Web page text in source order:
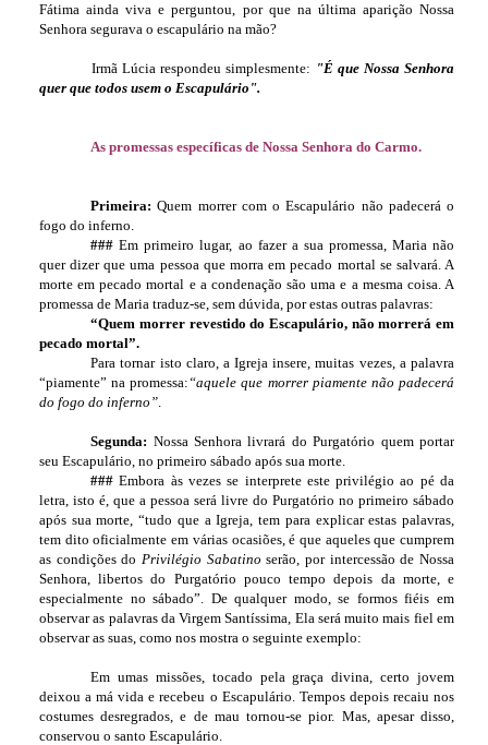
Fátima ainda viva e perguntou, por que na última aparição Nossa
Senhora segurava o escapulário na mão?
Irmã Lúcia respondeu simplesmente: "É que Nossa Senhora
quer que todos usem o Escapulário".
As promessas específicas de Nossa Senhora do Carmo.
Primeira: Quem morrer com o Escapulário não padecerá o
fogo do inferno.
### Em primeiro lugar, ao fazer a sua promessa, Maria não
quer dizer que uma pessoa que morra em pecado mortal se salvará. A
morte em pecado mortal e a condenação são uma e a mesma coisa. A
promessa de Maria traduz-se, sem dúvida, por estas outras palavras:
“Quem morrer revestido do Escapulário, não morrerá em
pecado mortal”.
Para tornar isto claro, a Igreja insere, muitas vezes, a palavra
“piamente” na promessa: “aquele que morrer piamente não padecerá
do fogo do inferno”.
Segunda: Nossa Senhora livrará do Purgatório quem portar
seu Escapulário, no primeiro sábado após sua morte.
### Embora às vezes se interprete este privilégio ao pé da
letra, isto é, que a pessoa será livre do Purgatório no primeiro sábado
após sua morte, “tudo que a Igreja, tem para explicar estas palavras,
tem dito oficialmente em várias ocasiões, é que aqueles que cumprem
as condições do Privilégio Sabatino serão, por intercessão de Nossa
Senhora, libertos do Purgatório pouco tempo depois da morte, e
especialmente no sábado”. De qualquer modo, se formos fiéis em
observar as palavras da Virgem Santíssima, Ela será muito mais fiel em
observar as suas, como nos mostra o seguinte exemplo:
Em umas missões, tocado pela graça divina, certo jovem
deixou a má vida e recebeu o Escapulário. Tempos depois recaiu nos
costumes desregrados, e de mau tornou-se pior. Mas, apesar disso,
conservou o santo Escapulário.